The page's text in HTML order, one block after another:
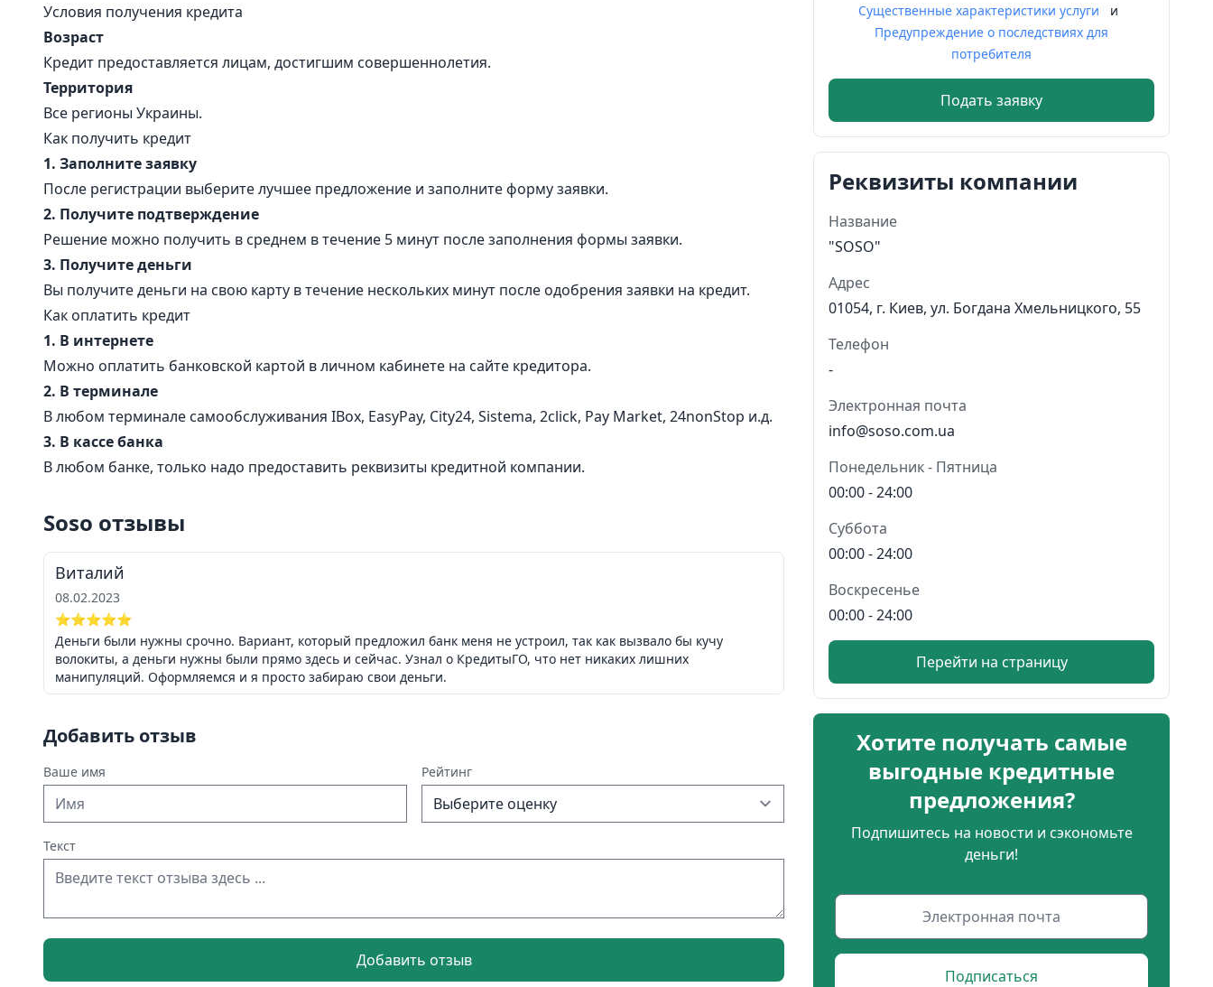
Существенные характеристики услуги
и
Предупреждение о последствиях для
потребителя
Подать заявку
Реквизиты компании
Название
"SOSO"
Адрес
01054, г. Киев, ул. Богдана Хмельницкого, 55
Телефон
-
Электронная почта
info@soso.com.ua
Понедельник - Пятница
00:00 - 24:00
Суббота
00:00 - 24:00
Воскресенье
00:00 - 24:00
Перейти на страницу
Хотите получать самые
выгодные кредитные
предложения?
Подпишитесь на новости и сэкономьте
деньги!
Подписаться
Условия получения кредита
Возраст
Кредит предоставляется лицам, достигшим совершеннолетия.
Теpритория
Все регионы Украины.
Как получить кредит
1. Заполните заявку
После регистрации выберите лучшее предложение и заполните форму заявки.
2. Получите подтверждение
Решение можно получить в среднем в течение 5 минут после заполнения формы заявки.
3. Получите деньги
Вы получите деньги на свою карту в течение нескольких минут после одобрения заявки на кредит.
Как оплатить кредит
1. В интернете
Можно оплатить банковской картой в личном кабинете на сайте кредитора.
2. В терминале
В любом терминале самообслуживания IBox, EasyPay, City24, Sistema, 2сlick, Pay Market, 24nonStop и.д.
3. В кассе банка
В любом банке, только надо предоставить реквизиты кредитной компании.
Soso отзывы
Виталий
08.02.2023
⭐⭐⭐⭐⭐
Деньги были нужны срочно. Вариант, который предложил банк меня не устроил, так как вызвало бы кучу
волокиты, а деньги нужны были прямо здесь и сейчас. Узнал о КредитыГО, что нет никаких лишних
манипуляций. Оформляемся и я просто забираю свои деньги.
Добавить отзыв
Ваше имя Рейтинг
Текст
Добавить отзыв